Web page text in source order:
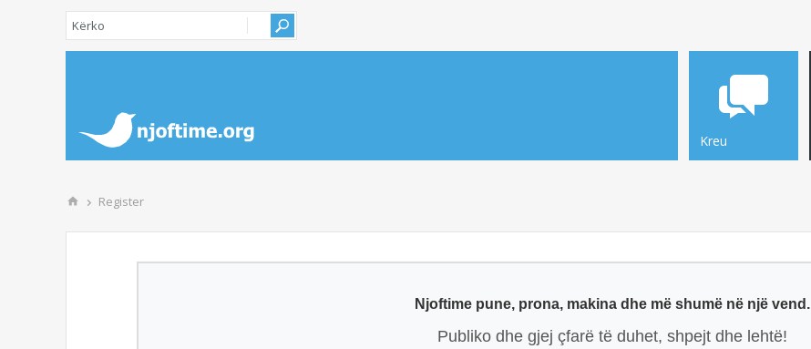
Kreu
Register
Njoftime pune, prona, makina dhe më shumë në një vend.
Publiko dhe gjej çfarë të duhet, shpejt dhe lehtë!